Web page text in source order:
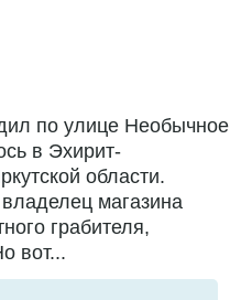
по улице Необычное
в Эхирит-
области.
магазина
грабителя,
вот...